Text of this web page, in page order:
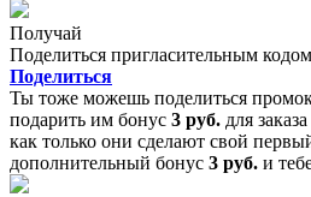
Получай
Поделиться пригласительным кодом
Поделиться
Ты тоже можешь поделиться
подарить им бонус 3 руб. для
как только они сделают свой
дополнительный бонус 3 руб. и